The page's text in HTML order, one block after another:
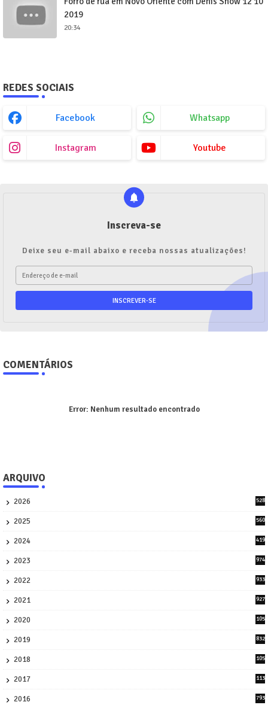
2019
20:34
REDES SOCIAIS
Facebook Whatsapp
Instagram Youtube
Inscreva-se
Deixe seu e-mail abaixo e receba nossas atualizações!
COMENTÁRIOS
Error: Nenhum resultado encontrado
ARQUIVO
2026
528
2025
560
2024
419
2023
974
2022
933
2021
927
2020
105
2019
832
2018
105
2017
113
2016
793